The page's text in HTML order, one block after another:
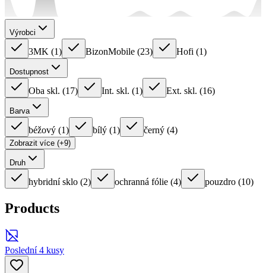
Výrobci
3MK (1) BizonMobile (23) Hofi (1)
Dostupnost
Oba skl. (17) Int. skl. (1) Ext. skl. (16)
Barva
béžový (1) bílý (1) černý (4)
Zobrazit více (+9)
Druh
hybridní sklo (2) ochranná fólie (4) pouzdro (10)
Products
Poslední 4 kusy